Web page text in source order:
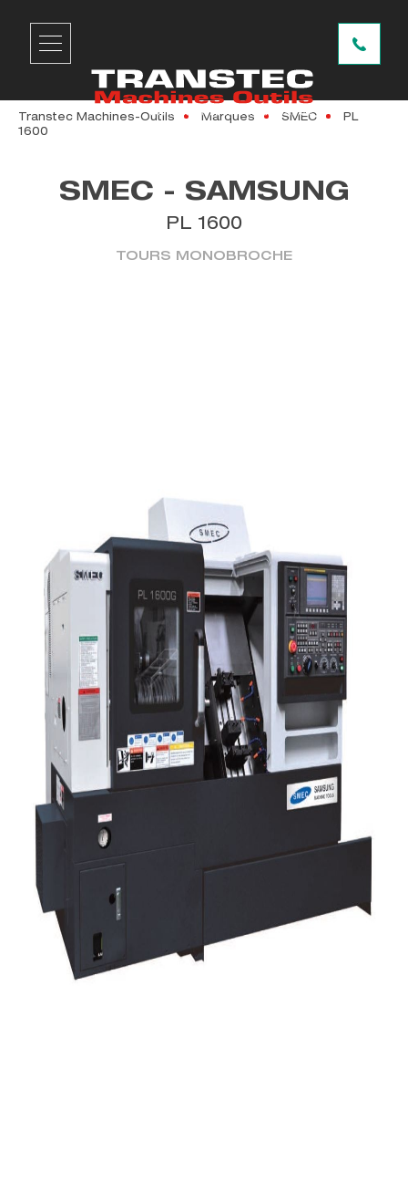
Transtec Machines-Outils Marques SMEC
PL
1600
SMEC - SAMSUNG
PL 1600
TOURS MONOBROCHE